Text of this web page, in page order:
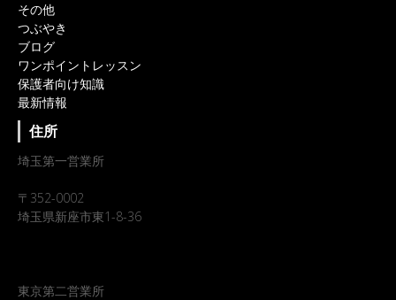
その他
つぶやき
ブログ
ワンポイントレッスン
保護者向け知識
最新情報
住所
埼玉第一営業所
〒352-0002
埼玉県新座市東1-8-36
東京第二営業所